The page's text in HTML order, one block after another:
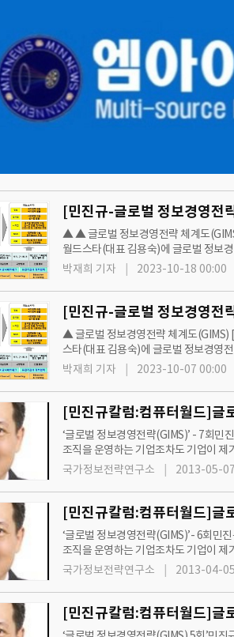
정보분석관련 이슈를 정리해 보자.(5)기업의 정보분석
대상이 되는 첩보의 종류기업의 정보부서가 사람
[민진규-글로벌 정보경영전
▲ ▲ 글로벌 정보경영전략 체계도
월드스타(대표 김용숙)에 글로벌 정
음은 민진규 소장이 기고한 GIMS에 관
박재희 기자 2023-10-18 00:00
[민진규-글로벌 정보경영전
▲ 글로벌 정보경영전략 체계도(GIMS)
스타(대표 김용숙)에 글로벌 정보경
민진규 소장이 기고한 GIMS에 관한 칼
박재희 기자 2023-10-07 00:00
‘글로벌 정보경영전략(GIMS)’ - 7회민진규 국가정보전략연구소 소장2013년 05월 02일 (목) 17:48:11 관리자 webmaster@itdaily.kr정보
조직을 운영하는 기업조차도 기업이
는 작…
국가정보전략연구소 2013-05-
‘글로벌 정보경영전략(GIMS)’- 6회민진규 국가정
조직을 운영하는 기업조차도 기업이
는 작업은 매우 어렵다. 기업의 정보부
국가정보전략연구소 2013-04-